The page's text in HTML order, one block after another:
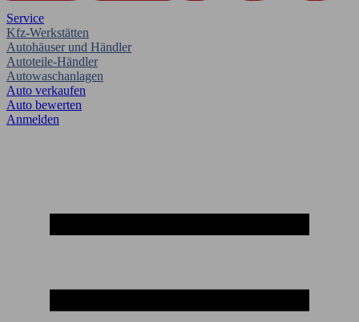
Service
Kfz-Werkstätten
Autohäuser und Händler
Autoteile-Händler
Autowaschanlagen
Auto verkaufen
Auto bewerten
Anmelden